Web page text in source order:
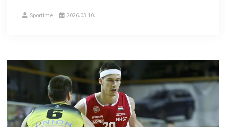
Sportime 2026.03.10.